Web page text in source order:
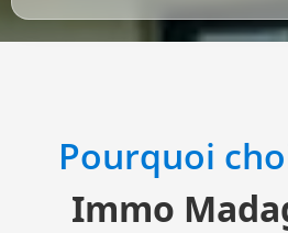
Pourquoi
Immo